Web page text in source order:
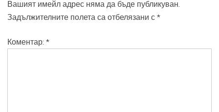
Вашият имейл адрес няма да бъде публикуван.
Задължителните полета са отбелязани с *
Коментар: *